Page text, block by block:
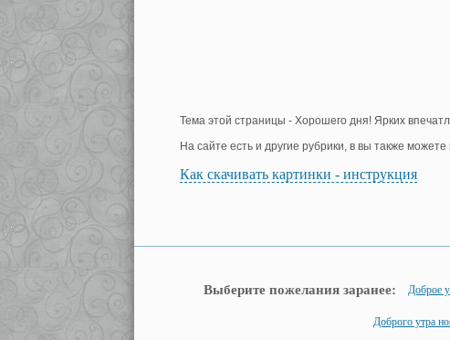
Тема этой страницы - Хорошего дня! Ярких
На сайте есть и другие рубрики, в вы также
Как скачивать картинки - инструкция
Выберите пожелания заранее: Доброе
Доброго утра